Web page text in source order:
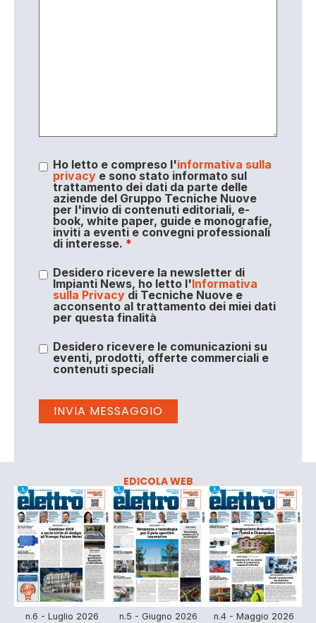
Ho letto e compreso l'informativa sulla
privacye sono stato informato sul
trattamento dei dati da parte delle
aziende del Gruppo Tecniche Nuove
per l'invio di contenuti editoriali, e-
book, white paper, guide e monografie,
inviti a eventi e convegni professionali
di interesse. *
Desidero ricevere la newsletter di
Impianti News, ho letto l'Informativa
sulla Privacydi Tecniche Nuove e
acconsento al trattamento dei miei dati
per questa finalità
Desidero ricevere le comunicazioni su
eventi, prodotti, offerte commerciali e
contenuti speciali
EDICOLA WEB
n.6 - Luglio 2026 n.5 - Giugno 2026 n.4 - Maggio 2026